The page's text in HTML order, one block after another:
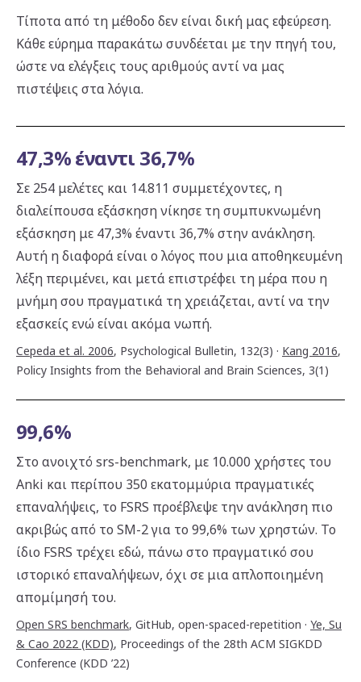
Τίποτα από τη μέθοδο δεν είναι δική μας εφεύρεση.
Κάθε εύρημα παρακάτω συνδέεται με την πηγή του,
ώστε να ελέγξεις τους αριθμούς αντί να μας
πιστέψεις στα λόγια.
47,3% έναντι 36,7%
Σε 254 μελέτες και 14.811 συμμετέχοντες, η
διαλείπουσα εξάσκηση νίκησε τη συμπυκνωμένη
εξάσκηση με 47,3% έναντι 36,7% στην ανάκληση.
Αυτή η διαφορά είναι ο λόγος που μια αποθηκευμένη
λέξη περιμένει, και μετά επιστρέφει τη μέρα που η
μνήμη σου πραγματικά τη χρειάζεται, αντί να την
εξασκείς ενώ είναι ακόμα νωπή.
Cepeda et al. 2006, Psychological Bulletin, 132(3) · Kang 2016,
Policy Insights from the Behavioral and Brain Sciences, 3(1)
99,6%
Στο ανοιχτό srs-benchmark, με 10.000 χρήστες του
Anki και περίπου 350 εκατομμύρια πραγματικές
επαναλήψεις, το FSRS προέβλεψε την ανάκληση πιο
ακριβώς από το SM-2 για το 99,6% των χρηστών. Το
ίδιο FSRS τρέχει εδώ, πάνω στο πραγματικό σου
ιστορικό επαναλήψεων, όχι σε μια απλοποιημένη
απομίμησή του.
Open SRS benchmark, GitHub, open-spaced-repetition · Ye, Su
& Cao 2022 (KDD), Proceedings of the 28th ACM SIGKDD
Conference (KDD ’22)